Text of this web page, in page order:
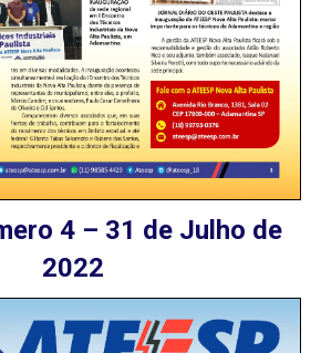
4 – 31 de Julho de
2022